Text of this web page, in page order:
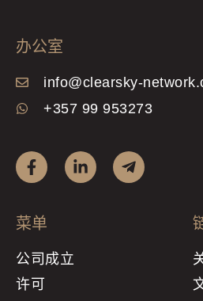
办公室
info@clearsky-
+357 99 953273
菜单
公司成立
许可